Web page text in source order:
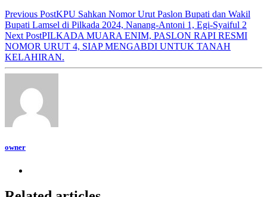
Previous PostKPU Sahkan Nomor Urut Paslon Bupati dan Wakil
Bupati Lamsel di Pilkada 2024, Nanang-Antoni 1, Egi-Syaiful 2
Next PostPILKADA MUARA ENIM, PASLON RAPI RESMI
NOMOR URUT 4, SIAP MENGABDI UNTUK TANAH
KELAHIRAN.
owner